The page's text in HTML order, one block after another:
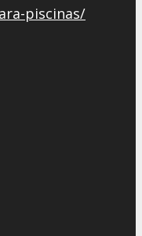
piscinas/